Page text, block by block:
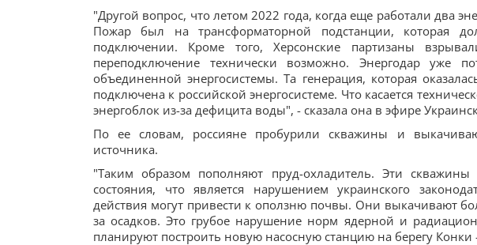
"Другой вопрос, что летом 2022 года, когда еще работали два
Пожар был на трансформаторной подстанции, которая
подключении. Кроме того, Херсонские партизаны
переподключение технически возможно. Энергодар уже
объединенной энергосистемы. Та генерация, которая
подключена к российской энергосистеме. Что касается
энергоблок из-за дефицита воды", - сказала она в эфире
По ее словам, россияне пробурили скважины и
источника.
"Таким образом пополняют пруд-охладитель. Эти скважины
состояния, что является нарушением украинского
действия могут привести к оползню почвы. Они выкачивают
за осадков. Это грубое нарушение норм ядерной и
планируют построить новую насосную станцию на берегу